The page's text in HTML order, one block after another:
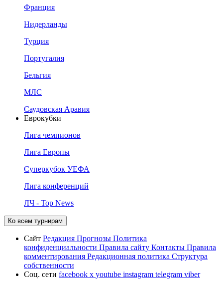
Франция
Нидерланды
Турция
Португалия
Бельгия
МЛС
Саудовская Аравия
Еврокубки
Лига чемпионов
Лига Европы
Суперкубок УЕФА
Лига конференций
ЛЧ - Top News
Ко всем турнирам
Сайт Редакция Прогнозы Политика
конфиденциальности Правила сайту Контакты Правила
комментирования Редакционная политика Структура
собственности
Соц. сети facebook x youtube instagram telegram viber